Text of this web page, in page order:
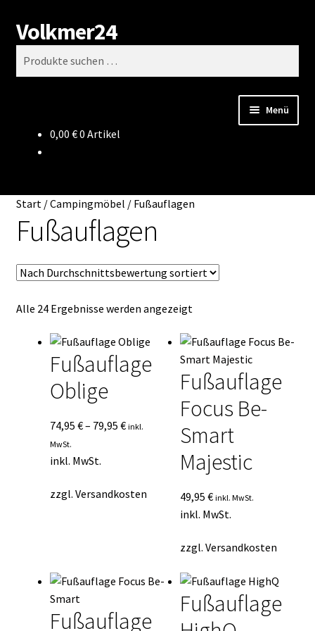
Zur
Navigation
springen
Zum
Inhalt
springen
Volkmer24
Suchen
Menü
Impressum
Mein Konto
Vertrag widerrufen
0,00 €0 Artikel
Start/Campingmöbel / Fußauflagen
Fußauflagen
Alle 24 Ergebnisse werden angezeigtNach
sortiert
Fußauflage
Oblige
74,95 €– 79,95 € inkl.
MwSt.
inkl. MwSt.
zzgl. Versandkosten
Fußauflage
Focus Be-
Smart
Majestic
49,95€ inkl. MwSt.
inkl. MwSt.
zzgl.Versandkosten
Fußauflage
Fußauflage